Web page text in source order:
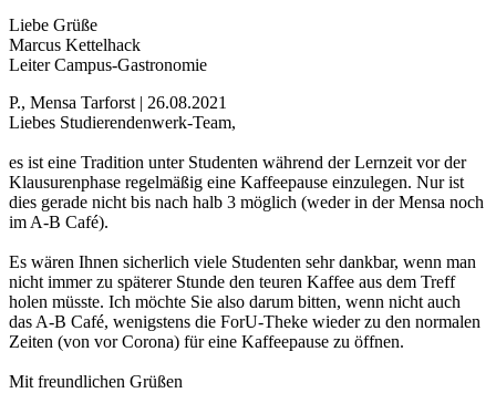
Liebe Grüße
Marcus Kettelhack
Leiter Campus-Gastronomie
P., Mensa Tarforst | 26.08.2021
Liebes Studierendenwerk-Team,
es ist eine Tradition unter Studenten während der Lernzeit vor der
Klausurenphase regelmäßig eine Kaffeepause einzulegen. Nur ist
dies gerade nicht bis nach halb 3 möglich (weder in der Mensa noch
im A-B Café).
Es wären Ihnen sicherlich viele Studenten sehr dankbar, wenn man
nicht immer zu späterer Stunde den teuren Kaffee aus dem Treff
holen müsste. Ich möchte Sie also darum bitten, wenn nicht auch
das A-B Café, wenigstens die ForU-Theke wieder zu den normalen
Zeiten (von vor Corona) für eine Kaffeepause zu öffnen.
Mit freundlichen Grüßen